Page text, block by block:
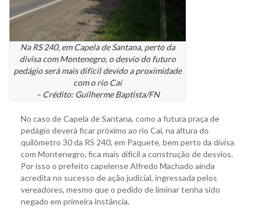
Na RS 240, em Capela de Santana, perto da
divisa com Montenegro, o desvio do futuro
pedágio será mais difícil devido a proximidade
com o rio Caí
– Crédito: Guilherme Baptista/FN
No caso de Capela de Santana, como a futura praça de
pedágio deverá ficar próximo ao rio Caí, na altura do
quilômetro 30 da RS 240, em Paquete, bem perto da divisa
com Montenegro, fica mais difícil a construção de desvios.
Por isso o prefeito capelense Alfredo Machado ainda
acredita no sucesso de ação judicial, ingressada pelos
vereadores, mesmo que o pedido de liminar tenha sido
negado em primeira instância.